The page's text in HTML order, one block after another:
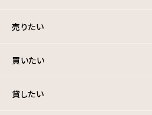
売りたい
買いたい
貸したい